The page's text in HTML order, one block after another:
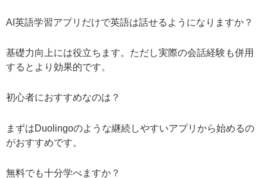
AI英語学習アプリだけで英語は話せるようになりますか？
基礎力向上には役立ちます。ただし実際の会話経験も併用
するとより効果的です。
初心者におすすめなのは？
まずはDuolingoのような継続しやすいアプリから始めるの
がおすすめです。
無料でも十分学べますか？